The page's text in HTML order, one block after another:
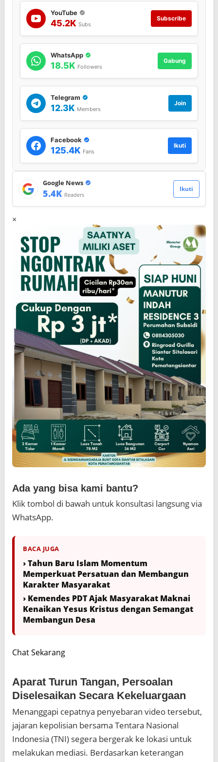
YouTube
45.2K Subs
Subscribe
WhatsApp
18.5K Followers
Gabung
Telegram
12.3K Members
Join
Facebook
125.4K Fans
Ikuti
Google News
5.4K Readers
Ikuti
×
Ada yang bisa kami bantu?
Klik tombol di bawah untuk konsultasi langsung via
WhatsApp.
BACA JUGA
› Tahun Baru Islam Momentum
Memperkuat Persatuan dan Membangun
Karakter Masyarakat
› Kemendes PDT Ajak Masyarakat Maknai
Kenaikan Yesus Kristus dengan Semangat
Membangun Desa
Chat Sekarang
Aparat Turun Tangan, Persoalan
Diselesaikan Secara Kekeluargaan
Menanggapi cepatnya penyebaran video tersebut,
jajaran kepolisian bersama Tentara Nasional
Indonesia (TNI) segera bergerak ke lokasi untuk
melakukan mediasi. Berdasarkan keterangan